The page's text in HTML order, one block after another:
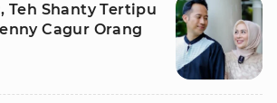
Teh Shanty Tertipu
Cagur Orang